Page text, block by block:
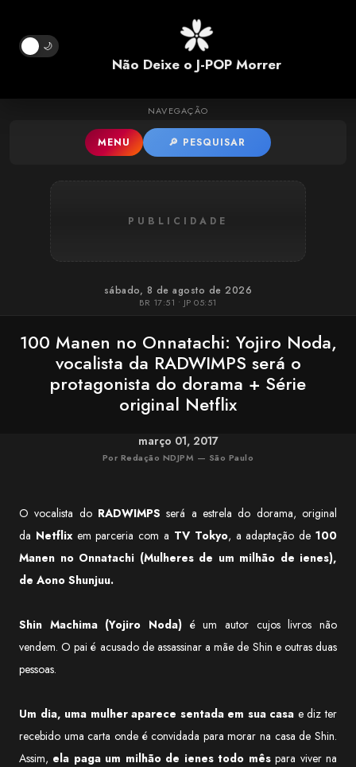
Pular para o conteúdo principal
🌙
Não Deixe o J-POP Morrer
NAVEGAÇÃO
MENU 🔎 PESQUISAR
PUBLICIDADE
sábado, 8 de agosto de 2026
BR 17:51 • JP 05:51
100 Manen no Onnatachi: Yojiro Noda,
vocalista da RADWIMPS será o
protagonista do dorama + Série
original Netflix
março 01, 2017
Por Redação NDJPM — São Paulo
O vocalista do RADWIMPS será a estrela do dorama, original
da Netflix em parceria com a TV Tokyo, a adaptação de100
Manen no Onnatachi (Mulheres de um milhão de ienes),
de Aono Shunjuu.
Shin Machima (Yojiro Noda) é um autor cujos livros não
vendem. O pai é acusado de assassinar a mãe de Shin e outras duas
pessoas.
Um dia, uma mulher aparece sentada em sua casa e diz ter
recebido uma carta onde é convidada para morar na casa de Shin.
Assim, ela paga um milhão de ienes todo mêspara viver na